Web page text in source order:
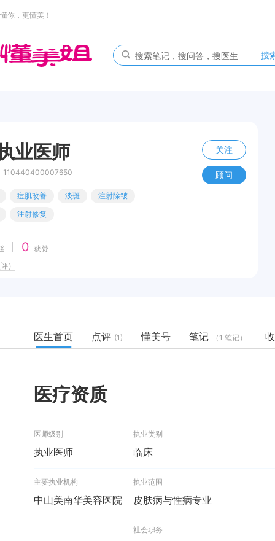
懂你，更懂美！
搜
业医师
110440400007650
痘肌改善 淡斑
注射除皱
注射修复
0 获赞
）
关注
顾问
医生首页 点评 (1) 懂美号 笔记 （1 笔记）
医疗资质
医师级别
执业医师
执业类别
临床
主要执业机构
中山美南华美容医院
执业范围
皮肤病与性病专业
社会职务